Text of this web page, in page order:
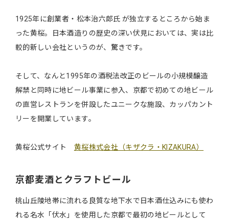
1925年に創業者・松本治六郎氏 が独立するところから始ま
った黄桜。日本酒造りの歴史の深い伏見においては、実は比
較的新しい会社というのが、驚きです。
そして、なんと1995年の酒税法改正のビールの小規模醸造
解禁と同時に地ビール事業に参入、京都で初めての地ビール
の直営レストランを併設したユニークな施設、カッパカント
リーを開業しています。
黄桜公式サイト 黄桜株式会社（キザクラ・KIZAKURA）
京都麦酒とクラフトビール
桃山丘陵地帯に流れる良質な地下水で日本酒仕込みにも使わ
れる名水「伏水」を使用した京都で最初の地ビールとして